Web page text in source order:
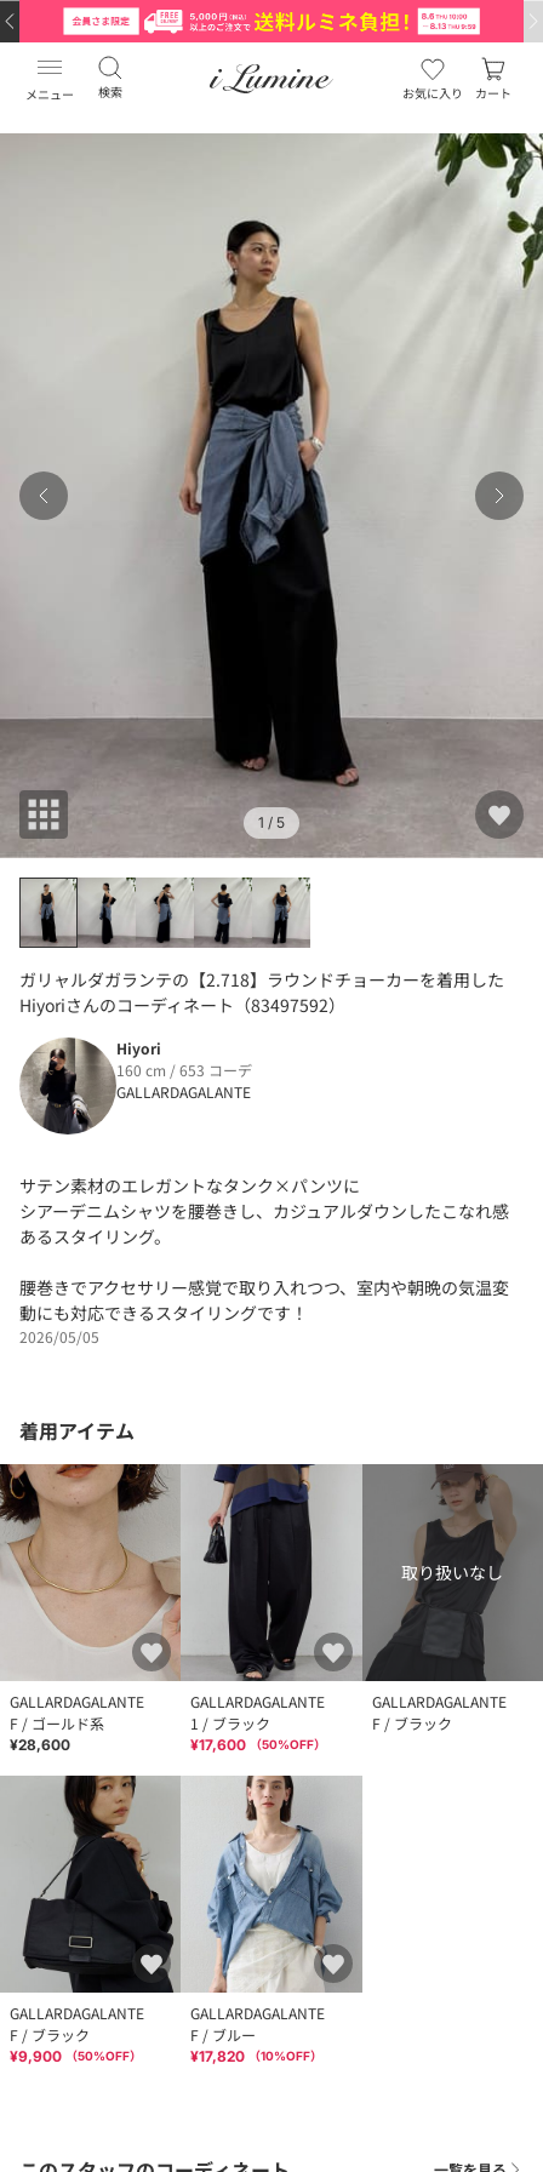
メニュー 検索 お気に入り カート
1 / 5
ガリャルダガランテの【2.718】ラウンドチョーカーを着用した
Hiyoriさんのコーディネート（83497592）
Hiyori
160 cm / 653 コーデ
GALLARDAGALANTE
サテン素材のエレガントなタンク×パンツに
シアーデニムシャツを腰巻きし、カジュアルダウンしたこなれ感
あるスタイリング。
腰巻きでアクセサリー感覚で取り入れつつ、室内や朝晩の気温変
動にも対応できるスタイリングです！
2026/05/05
着用アイテム
GALLARDAGALANTE
F / ゴールド系
¥28,600
GALLARDAGALANTE
1 / ブラック
¥17,600 （50%OFF）
取り扱いなし
GALLARDAGALANTE
F / ブラック
GALLARDAGALANTE
F / ブラック
¥9,900 （50%OFF）
GALLARDAGALANTE
F / ブルー
¥17,820 （10%OFF）